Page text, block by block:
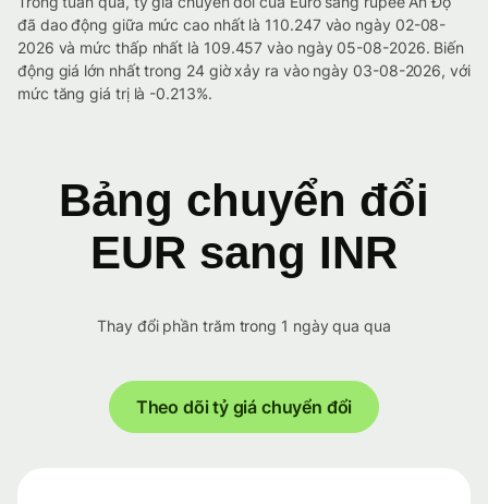
đã dao động giữa mức cao nhất là 110.247 vào ngày 02-08-
2026 và mức thấp nhất là 109.457 vào ngày 05-08-2026. Biến
động giá lớn nhất trong 24 giờ xảy ra vào ngày 03-08-2026, với
mức tăng giá trị là -0.213%.
Bảng chuyển đổi
EUR sang INR
Thay đổi phần trăm trong 1 ngày qua qua
Theo dõi tỷ giá chuyển đổi